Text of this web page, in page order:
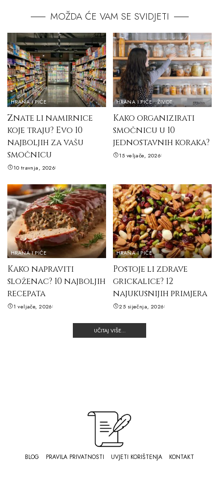
MOŽDA ĆE VAM SE SVIDJETI
HRANA I PIĆE
Znate li namirnice
koje traju? Evo 10
najboljih za vašu
smočnicu
10 travnja, 2026
HRANA I PIĆE ŽIVOT
Kako organizirati
smočnicu u 10
jednostavnih koraka?
15 veljače, 2026
HRANA I PIĆE
Kako napraviti
složenac? 10 najboljih
recepata
1 veljače, 2026
HRANA I PIĆE
Postoje li zdrave
grickalice? 12
najukusnijih primjera
25 siječnja, 2026
UČITAJ VIŠE...
BLOG PRAVILA PRIVATNOSTI UVJETI KORIŠTENJA KONTAKT